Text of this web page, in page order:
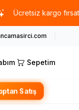
kargo fırsatı -
Sepetim
Satış